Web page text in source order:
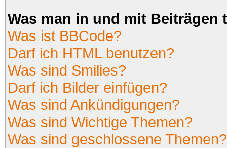
Was man in und mit Beiträgen
Was ist BBCode?
Darf ich HTML benutzen?
Was sind Smilies?
Darf ich Bilder einfügen?
Was sind Ankündigungen?
Was sind Wichtige Themen?
Was sind geschlossene Themen?